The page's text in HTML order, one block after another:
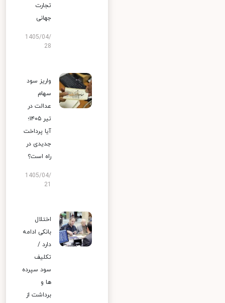
تجارت
جهانی
1405/04/
28
واریز سود
سهام
عدالت در
تیر ۱۴۰۵؛
آیا پرداخت
جدیدی در
راه است؟
1405/04/
اختلال
بانکی ادامه
دارد /
تکلیف
سود سپرده
ها و
برداشت از